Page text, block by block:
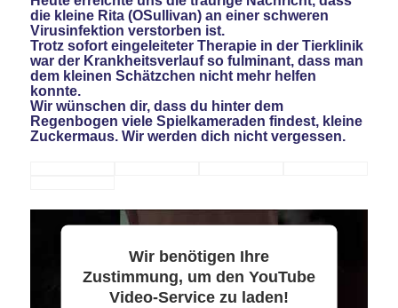
die kleine Rita (OSullivan) an einer schweren
Virusinfektion verstorben ist.
Trotz sofort eingeleiteter Therapie in der Tierklinik
war der Krankheitsverlauf so fulminant, dass man
dem kleinen Schätzchen nicht mehr helfen
konnte.
Wir wünschen dir, dass du hinter dem
Regenbogen viele Spielkameraden findest, kleine
Zuckermaus. Wir werden dich nicht vergessen.
Wir benötigen Ihre
Zustimmung, um den YouTube
Video-Service zu laden!